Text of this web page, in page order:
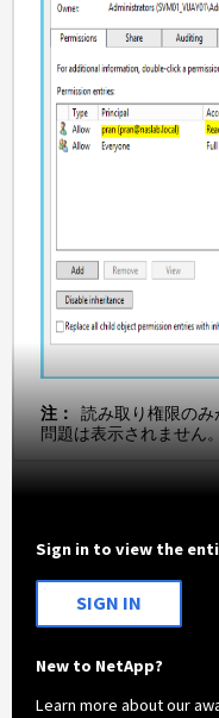
注：
読み取り権限の
問題は表示されません。
Sign in to view the
SIGN IN
New to NetApp?
Learn more about our